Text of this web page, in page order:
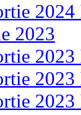
2024
2023
2023
2023
2023